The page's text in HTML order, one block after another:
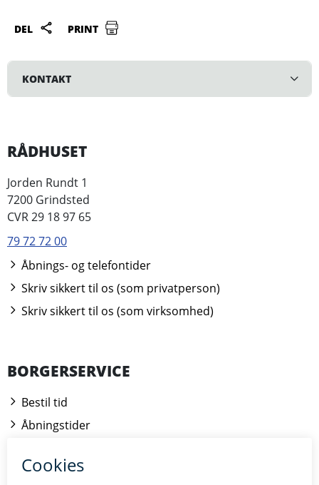
DEL PRINT
KONTAKT
RÅDHUSET
Jorden Rundt 1
7200 Grindsted
CVR 29 18 97 65
79 72 72 00
Åbnings- og telefontider
Skriv sikkert til os (som privatperson)
Skriv sikkert til os (som virksomhed)
BORGERSERVICE
Bestil tid
Åbningstider
Kontakt borgerrådgiveren